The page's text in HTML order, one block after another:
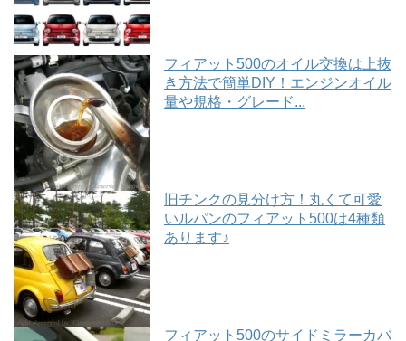
フィアット500のオイル交換は上抜
き方法で簡単DIY！エンジンオイル
量や規格・グレード...
旧チンクの見分け方！丸くて可愛
いルパンのフィアット500は4種類
あります♪
フィアット500のサイドミラーカバ